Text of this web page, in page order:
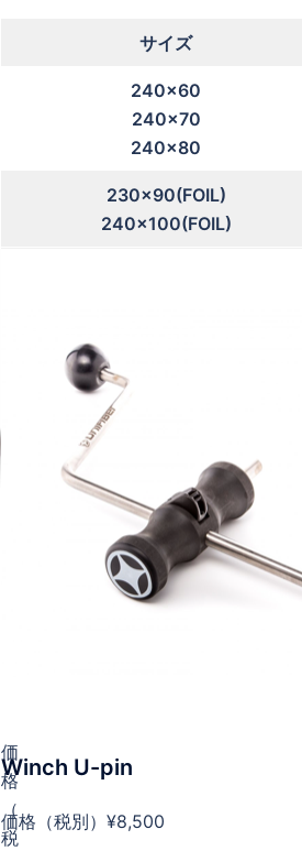
サイズ
240×60
240×70
240×80
230×90(FOIL)
240×100(FOIL)
価
格
（
税
Winch U-pin
価格（税別）¥8,500